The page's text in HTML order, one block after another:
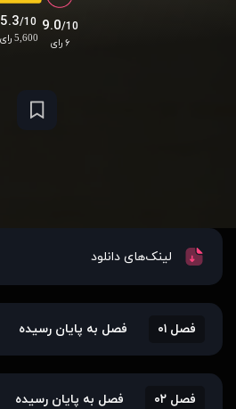
5.3/10
5,600 رای
9.0/10
۶ رای
لینک‌های دانلود
فصل ۰۱ فصل به پایان رسیده
فصل ۰۲ فصل به پایان رسیده